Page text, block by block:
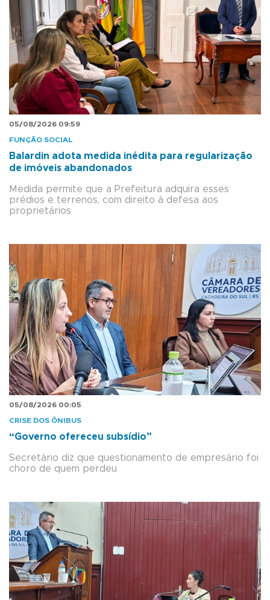
05/08/2026 09:59
FUNÇÃO SOCIAL
Balardin adota medida inédita para regularização
de imóveis abandonados
Medida permite que a Prefeitura adquira esses
prédios e terrenos, com direito à defesa aos
proprietários
05/08/2026 00:05
CRISE DOS ÔNIBUS
“Governo ofereceu subsídio”
Secretário diz que questionamento de empresário foi
choro de quem perdeu